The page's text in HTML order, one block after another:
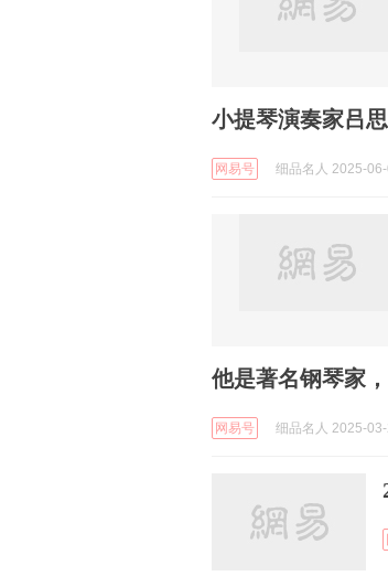
小提琴演奏家吕
网易号 细品名人 2025-
他是著名钢琴家
网易号 细品名人 2025-